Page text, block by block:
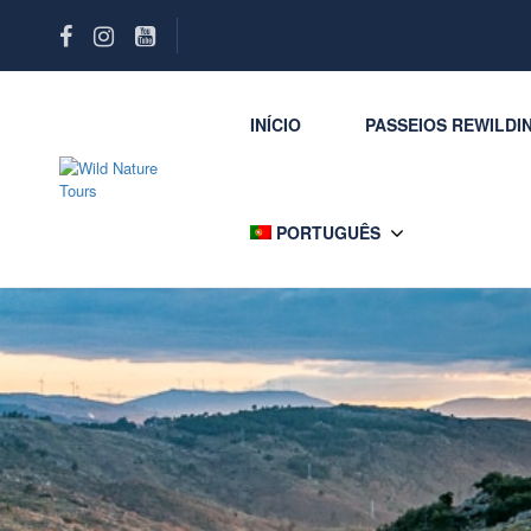
INÍCIO PASSEIOS
PORTUGUÊS